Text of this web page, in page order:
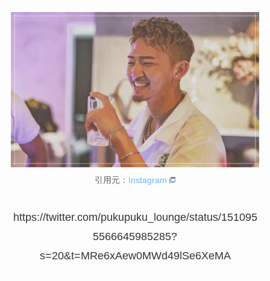
引用元： Instagram
https://twitter.com/pukupuku_lounge/status/151095
5566645985285?
s=20&t=MRe6xAew0MWd49lSe6XeMA